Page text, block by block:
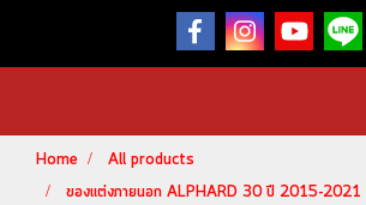
Home
All products
ของแต่งภายนอก ALPHARD 30 ปี 2015-2021